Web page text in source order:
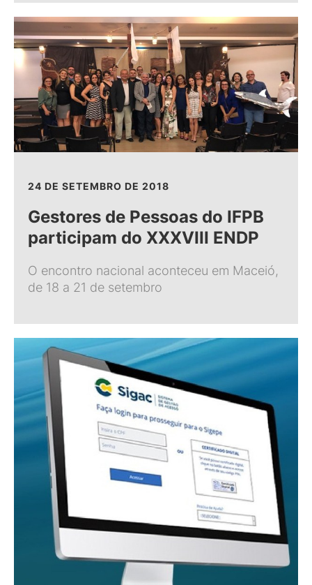
24 DE SETEMBRO DE 2018
Gestores de Pessoas do IFPB
participam do XXXVIII ENDP
O encontro nacional aconteceu em Maceió,
de 18 a 21 de setembro